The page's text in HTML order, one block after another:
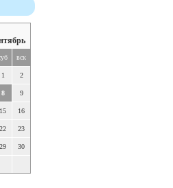
вск
1 2
8 9
15 16
22 23
29 30